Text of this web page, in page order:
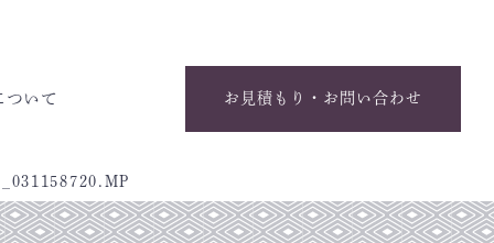
ついて お見積もり・お問い合わせ